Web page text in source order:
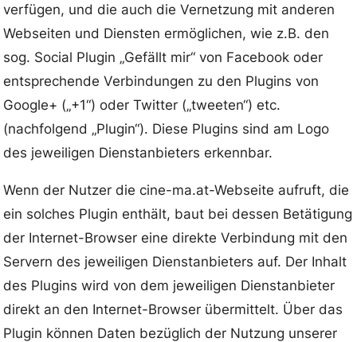
verfügen, und die auch die Vernetzung mit anderen
Webseiten und Diensten ermöglichen, wie z.B. den
sog. Social Plugin „Gefällt mir“ von Facebook oder
entsprechende Verbindungen zu den Plugins von
Google+ („+1“) oder Twitter („tweeten“) etc.
(nachfolgend „Plugin“). Diese Plugins sind am Logo
des jeweiligen Dienstanbieters erkennbar.
Wenn der Nutzer die cine-ma.at-Webseite aufruft, die
ein solches Plugin enthält, baut bei dessen Betätigung
der Internet-Browser eine direkte Verbindung mit den
Servern des jeweiligen Dienstanbieters auf. Der Inhalt
des Plugins wird von dem jeweiligen Dienstanbieter
direkt an den Internet-Browser übermittelt. Über das
Plugin können Daten bezüglich der Nutzung unserer